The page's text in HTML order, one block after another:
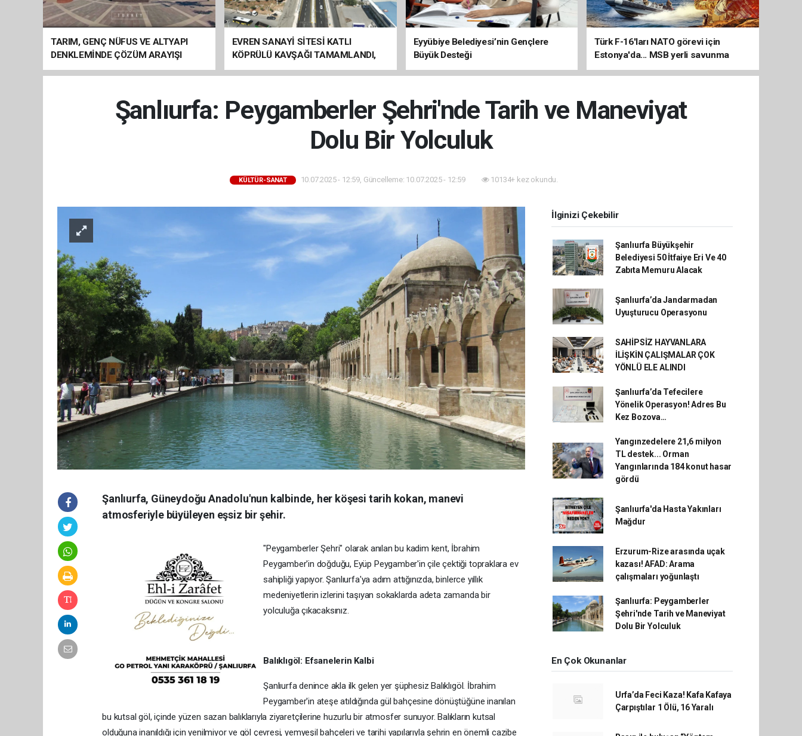
TARIM, GENÇ NÜFUS VE ALTYAPI
DENKLEMİNDE ÇÖZÜM ARAYIŞI
EVREN SANAYİ SİTESİ KATLI
KÖPRÜLÜ KAVŞAĞI TAMAMLANDI,
ARAÇ GEÇİŞLERİ BAŞLADI
Eyyübiye Belediyesi’nin Gençlere
Büyük Desteği
Türk F-16'ları NATO görevi için
Estonya'da... MSB yerli savunma
sistemleriyle güçleniyor
Şanlıurfa: Peygamberler Şehri'nde Tarih ve Maneviyat
Dolu Bir Yolculuk
KÜLTÜR-SANAT 10.07.2025 - 12:59, Güncelleme: 10.07.2025 - 12:59 10134+ kez okundu.
Şanlıurfa, Güneydoğu Anadolu'nun kalbinde, her köşesi tarih kokan, manevi
atmosferiyle büyüleyen eşsiz bir şehir.
"Peygamberler Şehri" olarak anılan bu kadim kent, İbrahim
Peygamber'in doğduğu, Eyüp Peygamber'in çile çektiği topraklara ev
sahipliği yapıyor. Şanlıurfa'ya adım attığınızda, binlerce yıllık
medeniyetlerin izlerini taşıyan sokaklarda adeta zamanda bir
yolculuğa çıkacaksınız.
Balıklıgöl: Efsanelerin Kalbi
Şanlıurfa denince akla ilk gelen yer şüphesiz Balıklıgöl. İbrahim
Peygamber'in ateşe atıldığında gül bahçesine dönüştüğüne inanılan
bu kutsal göl, içinde yüzen sazan balıklarıyla ziyaretçilerine huzurlu bir atmosfer sunuyor. Balıkların kutsal
olduğuna inanıldığı için yenilmiyor ve göl çevresi, yemyeşil bahçeleri ve tarihi yapılarıyla şehrin en önemli cazibe
İlginizi Çekebilir
Şanlıurfa Büyükşehir
Belediyesi 50 İtfaiye Eri Ve 40
Zabıta Memuru Alacak
Şanlıurfa’da Jandarmadan
Uyuşturucu Operasyonu
SAHİPSİZ HAYVANLARA
İLİŞKİN ÇALIŞMALAR ÇOK
YÖNLÜ ELE ALINDI
Şanlıurfa’da Tefecilere
Yönelik Operasyon! Adres Bu
Kez Bozova…
Yangınzedelere 21,6 milyon
TL destek... Orman
Yangınlarında 184 konut hasar
gördü
Şanlıurfa'da Hasta Yakınları
Mağdur
Erzurum-Rize arasında uçak
kazası! AFAD: Arama
çalışmaları yoğunlaştı
Şanlıurfa: Peygamberler
Şehri'nde Tarih ve Maneviyat
Dolu Bir Yolculuk
En Çok Okunanlar
Urfa’da Feci Kaza! Kafa Kafaya
Çarpıştılar 1 Ölü, 16 Yaralı